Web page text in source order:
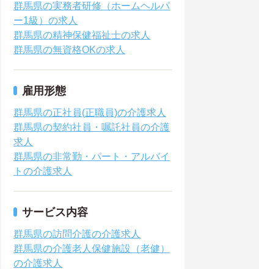
群馬県の実務者研修（ホームヘルパ
ー1級）の求人
群馬県の精神保健福祉士の求人
群馬県の無資格OKの求人
雇用形態
群馬県の正社員(正職員)の介護求人
群馬県の契約社員・嘱託社員の介護
求人
群馬県の非常勤・パート・アルバイ
トの介護求人
サービス内容
群馬県の訪問介護の介護求人
群馬県の介護老人保健施設（老健）
の介護求人